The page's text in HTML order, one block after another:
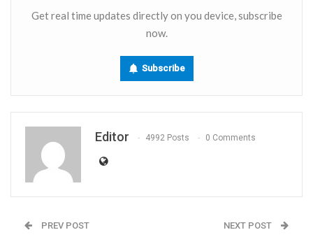
Get real time updates directly on you device, subscribe
now.
Subscribe
Editor 4992 Posts 0 Comments
PREV POST NEXT POST